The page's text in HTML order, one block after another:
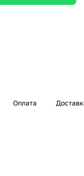
Оплата